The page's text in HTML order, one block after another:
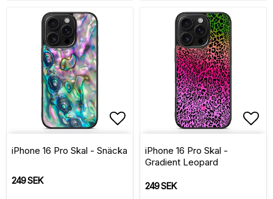
Lägg till i favoritlistan
iPhone 16 Pro Skal - Snäcka
249 SEK
iPhone 16 Pro Skal -
Gradient Leopard
249 SEK